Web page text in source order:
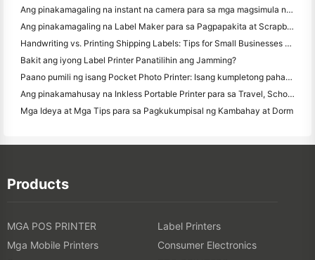
Ang pinakamagaling na instant na camera para sa mga magsimula na ayaw magbasura ng papel
Ang pinakamagaling na Label Maker para sa Pagpapakita at Scrapbooking: Magdagdag ng Karagdagang Color sa bawat Pahina
Handwriting vs. Printing Shipping Labels: Tips for Small Businesses noong 2026
Bakit ang iyong Label Printer Panatilihin ang Jamming?
Paano pumili ng isang Pocket Photo Printer: Isang kumpletong pahayag para sa Pagmamamahayag, Travel, at iPhone Users
Ang pinakamahusay na Inkless Portable Printer para sa Travel, School, at Mobile Work: Hanin MT620 Pro Review
Mga Ideya at Mga Tips para sa Pagkukumpisal ng Kambahay at Dorm
Products
MGA POS PRINTER
Label Printers
Mga Mobile Printers
Consumer Electronics